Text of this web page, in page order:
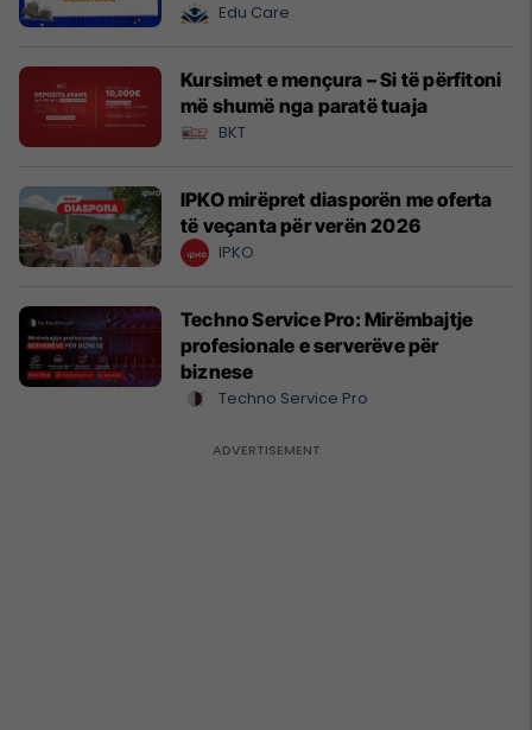
Edu Care
Kursimet e mençura – Si të përfitoni
më shumë nga paratë tuaja
BKT
IPKO mirëpret diasporën me oferta
të veçanta për verën 2026
IPKO
Techno Service Pro: Mirëmbajtje
profesionale e serverëve për
biznese
Techno Service Pro